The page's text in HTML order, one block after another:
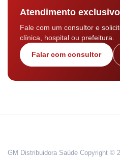
Atendimento
Fale com um consultor e
clínica, hospital ou prefeitura.
Falar com consultor
GM Distribuidora Saúde Copyright ©